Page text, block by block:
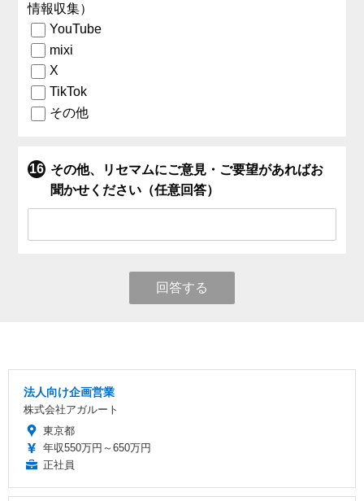
情報収集）
YouTube
mixi
X
TikTok
その他
その他、リセマムにご意見・ご要望があればお
聞かせください（任意回答）
回答する
法人向け企画営業
株式会社アガルート
東京都
年収550万円～650万円
正社員